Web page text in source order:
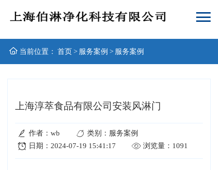
当前位置： 首页> 服务案例 > 服务案例
上海淳萃食品有限公司安装风淋门
作者：wb
类别：服务案例
日期：2024-07-19 15:41:17
浏览量：1091